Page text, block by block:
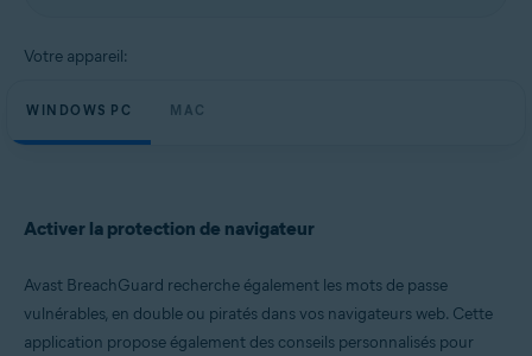
Apple macOS 10.15.x (Catalina)
Apple macOS 10.13.x (High Sierra)
Votre appareil:
WINDOWS PC MAC
Activer la protection de navigateur
Avast BreachGuard recherche également les mots de passe
vulnérables, en double ou piratés dans vos navigateurs web. Cette
application propose également des conseils personnalisés pour